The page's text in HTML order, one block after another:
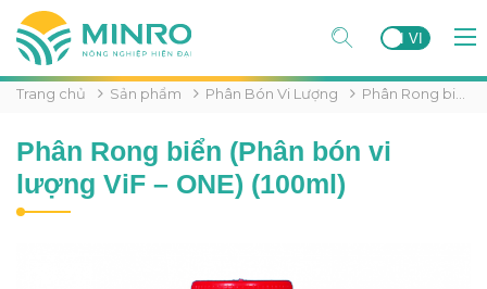
EN VI
Trang chủ Sản phẩm Phân Bón Vi Lượng Phân Rong biển (Phân bón vi lượng ViF – ONE) (100ml)
Phân Rong biển (Phân bón vi
lượng ViF – ONE) (100ml)